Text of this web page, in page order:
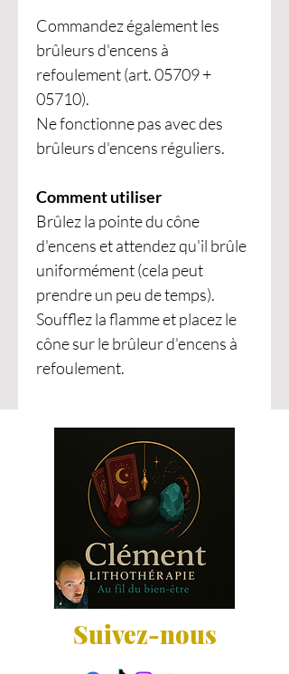
Commandez également les
brûleurs d'encens à
refoulement (art. 05709 +
05710).
Ne fonctionne pas avec des
brûleurs d'encens réguliers.
Comment utiliser
Brûlez la pointe du cône
d'encens et attendez qu'il brûle
uniformément (cela peut
prendre un peu de temps).
Soufflez la flamme et placez le
cône sur le brûleur d'encens à
refoulement.
Suivez-nous